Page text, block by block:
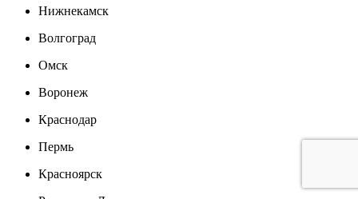
Нижнекамск
Волгоград
Омск
Воронеж
Краснодар
Пермь
Красноярск